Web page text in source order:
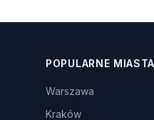
POPULARNE MIASTA
Warszawa
Kraków